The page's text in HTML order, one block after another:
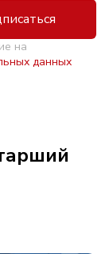
на
данных